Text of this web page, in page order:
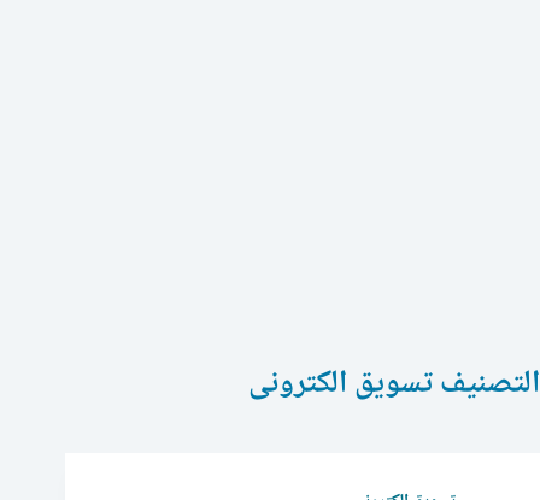
التصنيفتسويق الكترونى